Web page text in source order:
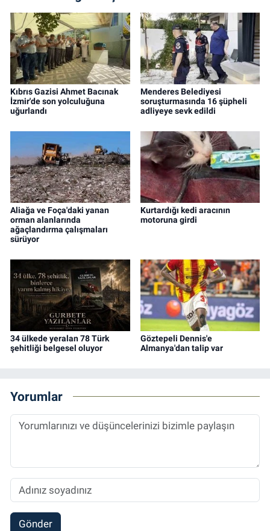
Kıbrıs Gazisi Ahmet Bacınak
İzmir'de son yolculuğuna
uğurlandı
Menderes Belediyesi
soruşturmasında 16 şüpheli
adliyeye sevk edildi
Aliağa ve Foça'daki yanan
orman alanlarında
ağaçlandırma çalışmaları
sürüyor
Kurtardığı kedi aracının
motoruna girdi
34 ülkede yeralan 78 Türk
şehitliği belgesel oluyor
Göztepeli Dennis'e
Almanya'dan talip var
Yorumlar
Gönder